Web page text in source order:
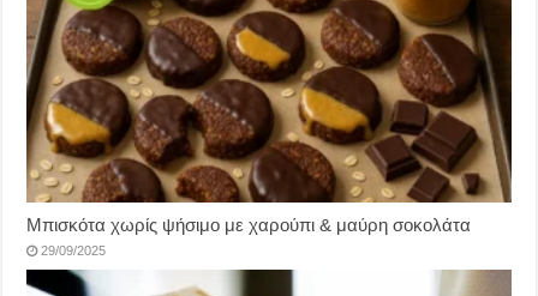
Μπισκότα χωρίς ψήσιμο με χαρούπι & μαύρη σοκολάτα
29/09/2025